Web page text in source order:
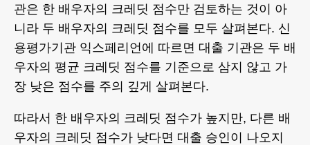
관은 한 배우자의 크레딧 점수만 검토하는 것이 아
니라 두 배우자의 크레딧 점수를 모두 살펴본다. 신
용평가기관 익스페리언에 따르면 대출 기관은 두 배
우자의 평균 크레딧 점수를 기준으로 삼지 않고 가
장 낮은 점수를 주의 깊게 살펴본다.
따라서 한 배우자의 크레딧 점수가 높지만, 다른 배
우자의 크레딧 점수가 낮다면 대출 승인이 나오지